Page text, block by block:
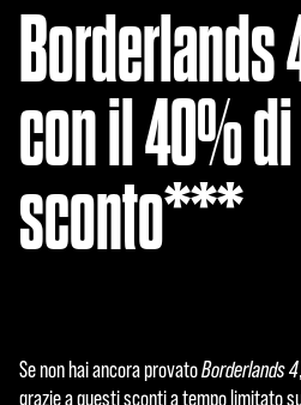
Borderlands
con il 40% di
sconto***
Se non hai ancora provatoBorderlands 4
grazie a questi sconti a tempo limitato